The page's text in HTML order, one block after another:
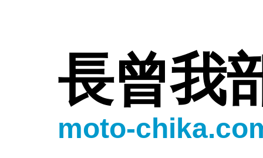
長曾我
moto-